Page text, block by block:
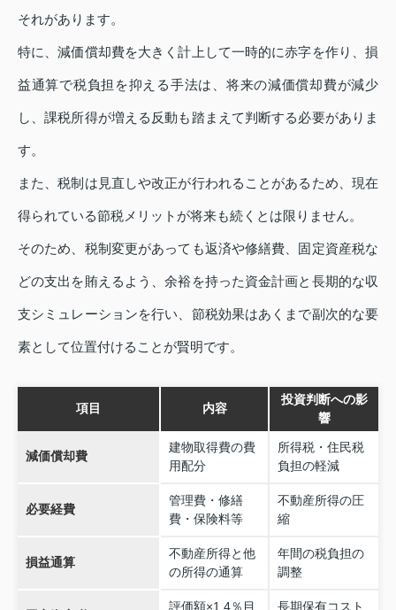
それがあります。
特に、減価償却費を大きく計上して一時的に赤字を作り、損
益通算で税負担を抑える手法は、将来の減価償却費が減少
し、課税所得が増える反動も踏まえて判断する必要がありま
す。
また、税制は見直しや改正が行われることがあるため、現在
得られている節税メリットが将来も続くとは限りません。
そのため、税制変更があっても返済や修繕費、固定資産税な
どの支出を賄えるよう、余裕を持った資金計画と長期的な収
支シミュレーションを行い、節税効果はあくまで副次的な要
素として位置付けることが賢明です。
項目 内容
投資判断への影
響
減価償却費
建物取得費の費
用配分
所得税・住民税
負担の軽減
必要経費
管理費・修繕
費・保険料等
不動産所得の圧
縮
損益通算
不動産所得と他
の所得の通算
年間の税負担の
調整
評価額×1.4％目
長期保有コスト